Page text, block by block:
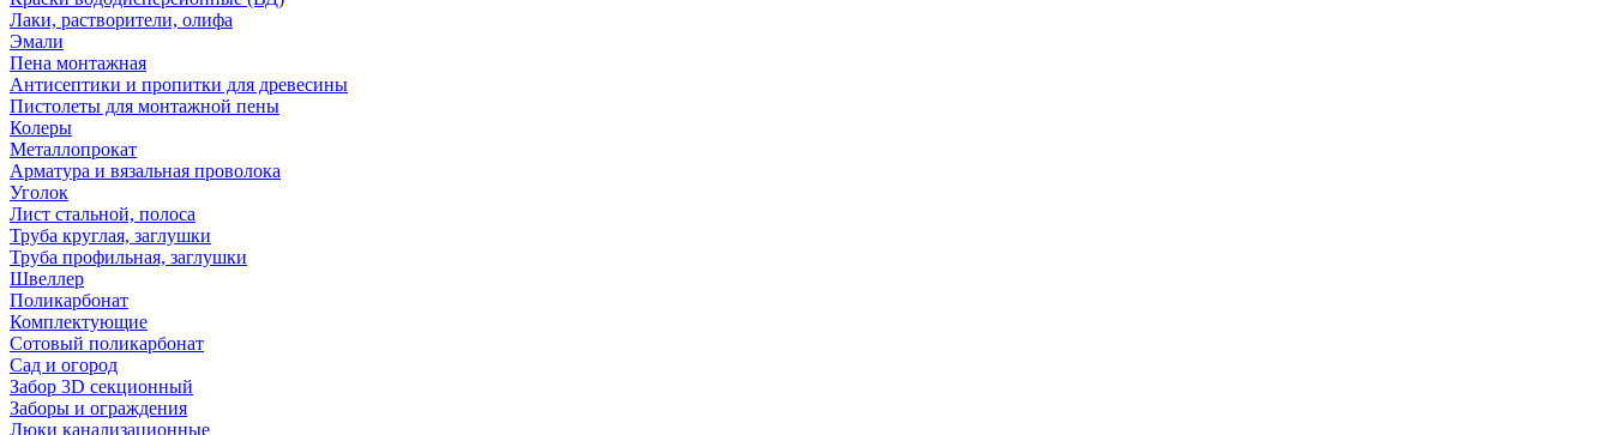
Лаки, растворители, олифа
Эмали
Пена монтажная
Антисептики и пропитки для древесины
Пистолеты для монтажной пены
Колеры
Металлопрокат
Арматура и вязальная проволока
Уголок
Лист стальной, полоса
Труба круглая, заглушки
Труба профильная, заглушки
Швеллер
Поликарбонат
Комплектующие
Сотовый поликарбонат
Сад и огород
Забор 3D секционный
Заборы и ограждения
Люки канализационные